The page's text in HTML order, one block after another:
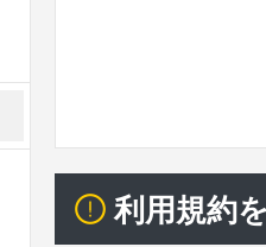
利用規約